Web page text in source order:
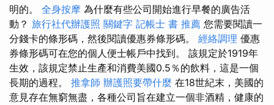
明的。 全身按摩 為什麼有些公司開始進行早餐的廣告活
動？ 旅行社代辦護照 關鍵字 記帳士 書 推薦 您需要閱讀一
分錢卡的條形碼，然後閱讀優惠券條形碼。 經絡調理 優惠
券條形碼可在您的個人便士帳戶中找到。 該規定於1919年
生效，該規定禁止生產和消費美國0.5％的飲料，這是一個
長期的過程。 推拿師 辦護照要帶什麼 在18世紀末，美國的
意見存在無窮無盡，各種公司旨在建立一個非酒精，健康的